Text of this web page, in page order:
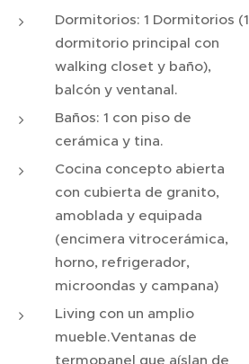
Dormitorios: 1 Dormitorios (1
dormitorio principal con
walking closet y baño),
balcón y ventanal.
Baños: 1 con piso de
cerámica y tina.
Cocina concepto abierta
con cubierta de granito,
amoblada y equipada
(encimera vitrocerámica,
horno, refrigerador,
microondas y campana)
Living con un amplio
mueble.Ventanas de
termopanel que aíslan de